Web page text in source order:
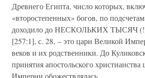
Древнего Египта, число которых,
«второстепенных» богов, по
доходило до НЕСКОЛЬКИХ ТЫСЯЧ
[257:1], с. 28, – это цари Великой
веков и их родственники. До
принятия апостольского христианства
Империи обожествлялась.